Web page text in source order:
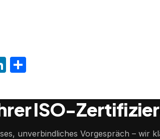
LinkedIn
ISO-
unverbindliches Vorgespräch – wir